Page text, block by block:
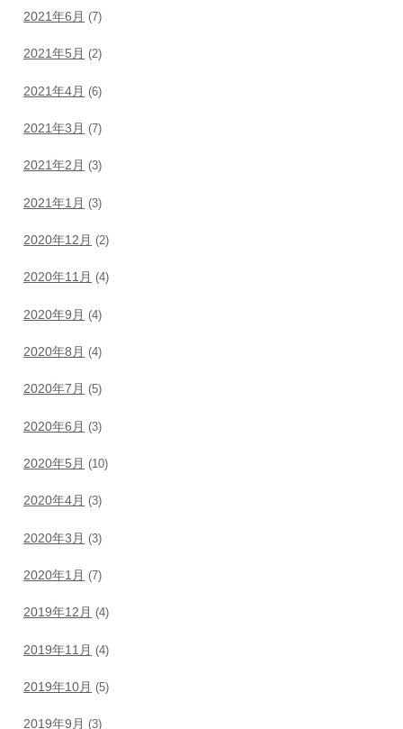
2021年6月 (7)
2021年5月 (2)
2021年4月 (6)
2021年3月 (7)
2021年2月 (3)
2021年1月 (3)
2020年12月 (2)
2020年11月 (4)
2020年9月 (4)
2020年8月 (4)
2020年7月 (5)
2020年6月 (3)
2020年5月 (10)
2020年4月 (3)
2020年3月 (3)
2020年1月 (7)
2019年12月 (4)
2019年11月 (4)
2019年10月 (5)
2019年9月 (3)